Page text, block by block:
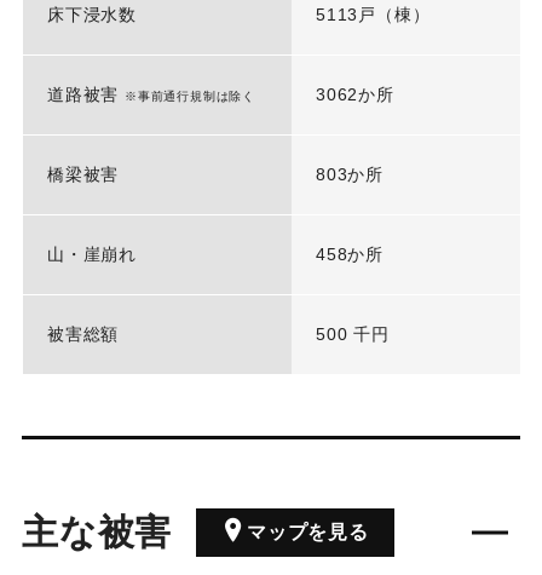
床下浸水数 5113戸（棟）
道路被害 ※事前通行規制は除く 3062か所
橋梁被害 803か所
山・崖崩れ 458か所
被害総額 500 千円
主な被害 マップを見る